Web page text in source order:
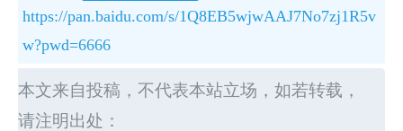
https://pan.baidu.com/s/1Q8EB5wjwAAJ7No7zj1R5v
w?pwd=6666
本文来自投稿，不代表本站立场，如若转载，
请注明出处：